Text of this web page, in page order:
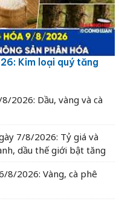
Kim loại quý tăng
2026: Dầu, vàng và cà
7/8/2026: Tỷ giá và
dầu thế giới bật tăng
8/2026: Vàng, cà phê